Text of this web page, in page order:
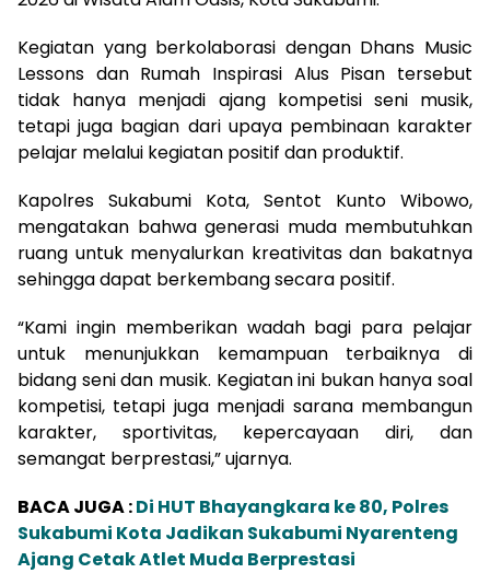
Kegiatan yang berkolaborasi dengan Dhans Music
Lessons dan Rumah Inspirasi Alus Pisan tersebut
tidak hanya menjadi ajang kompetisi seni musik,
tetapi juga bagian dari upaya pembinaan karakter
pelajar melalui kegiatan positif dan produktif.
Kapolres Sukabumi Kota, Sentot Kunto Wibowo,
mengatakan bahwa generasi muda membutuhkan
ruang untuk menyalurkan kreativitas dan bakatnya
sehingga dapat berkembang secara positif.
“Kami ingin memberikan wadah bagi para pelajar
untuk menunjukkan kemampuan terbaiknya di
bidang seni dan musik. Kegiatan ini bukan hanya soal
kompetisi, tetapi juga menjadi sarana membangun
karakter, sportivitas, kepercayaan diri, dan
semangat berprestasi,” ujarnya.
BACA JUGA :Di HUT Bhayangkara ke 80, Polres
Sukabumi Kota Jadikan Sukabumi Nyarenteng
Ajang Cetak Atlet Muda Berprestasi